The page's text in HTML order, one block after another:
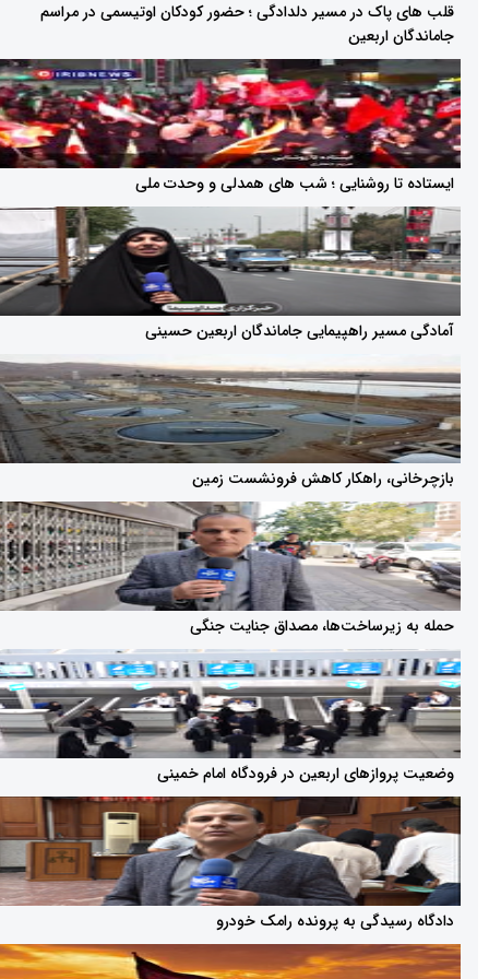
در مسیر دلدادگی ؛ حضور کودکان اوتیسمی در مراسم
اربعین
روشنایی ؛ شب های همدلی و وحدت ملی
راهپیمایی جاماندگان اربعین حسینی
راهکار کاهش فرونشست زمین
مصداق جنایت جنگی
اربعین در فرودگاه امام خمینی
به پرونده رامک خودرو